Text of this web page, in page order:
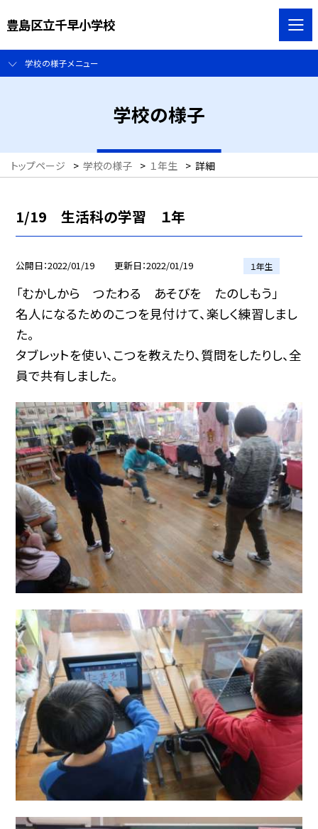
豊島区立千早小学校
学校の様子メニュー
学校の様子
トップページ > 学校の様子 > １年生 > 詳細
1/19 生活科の学習 １年
公開日 2022/01/19 更新日 2022/01/19 １年生
「むかしから つたわる あそびを たのしもう」
名人になるためのこつを見付けて、楽しく練習しまし
た。
タブレットを使い、こつを教えたり、質問をしたりし、全
員で共有しました。